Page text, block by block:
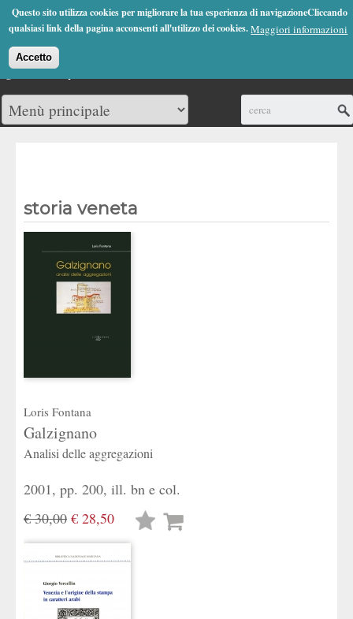
Questo sito utilizza cookies per migliorare la tua esperienza di navigazioneCliccando
qualsiasi link della pagina acconsenti all'utilizzo dei cookies.Maggiori informazioni
Accetto
Jump to Navigation
(0)
storia veneta
Loris Fontana
Galzignano
Analisi delle aggregazioni
2001, pp. 200, ill. bn e col.
€ 30,00 € 28,50
Lista